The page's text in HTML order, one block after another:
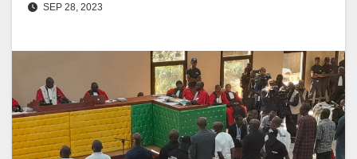
SEP 28, 2023